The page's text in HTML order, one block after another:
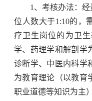
1、考核办法：
位人数大于1:10的，
疗卫生岗位的为卫
学、药理学和解剖学
诊断学、中医内科学
为教育理论（以教育
职业道德等知识为主